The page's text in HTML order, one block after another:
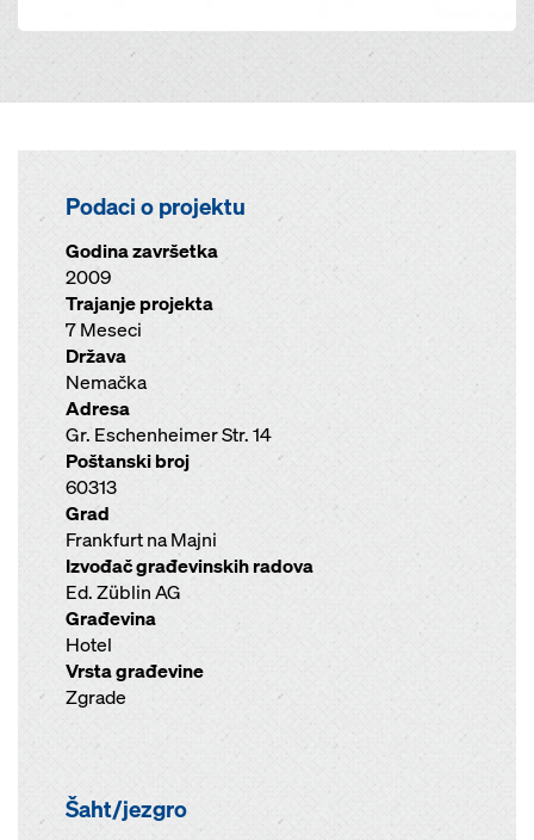
Podaci o projektu
Godina završetka
2009
Trajanje projekta
7 Meseci
Država
Nemačka
Adresa
Gr. Eschenheimer Str. 14
Poštanski broj
60313
Grad
Frankfurt na Majni
Izvođač građevinskih radova
Ed. Züblin AG
Građevina
Hotel
Vrsta građevine
Zgrade
Šaht/jezgro